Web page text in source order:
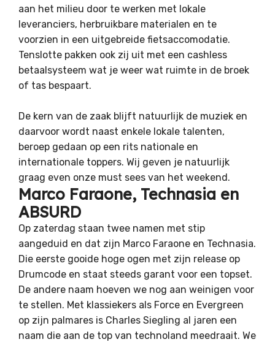
aan het milieu door te werken met lokale
leveranciers, herbruikbare materialen en te
voorzien in een uitgebreide fietsaccomodatie.
Tenslotte pakken ook zij uit met een cashless
betaalsysteem wat je weer wat ruimte in de broek
of tas bespaart.
De kern van de zaak blijft natuurlijk de muziek en
daarvoor wordt naast enkele lokale talenten,
beroep gedaan op een rits nationale en
internationale toppers. Wij geven je natuurlijk
graag even onze must sees van het weekend.
Marco Faraone, Technasia en
ABSURD
Op zaterdag staan twee namen met stip
aangeduid en dat zijn Marco Faraone en Technasia.
Die eerste gooide hoge ogen met zijn release op
Drumcode en staat steeds garant voor een topset.
De andere naam hoeven we nog aan weinigen voor
te stellen. Met klassiekers als Force en Evergreen
op zijn palmares is Charles Siegling al jaren een
naam die aan de top van technoland meedraait. We